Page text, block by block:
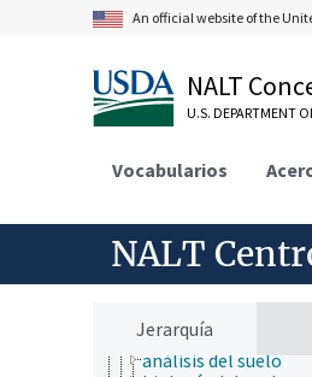
An official website of the
NALT
U.S. DEPARTMENT
Vocabularios
NALT
Jerarquía
biología celular
biología molecular
bioquímica
botánica
ciencia ambiental
ciencia de la nutrición
ciencia de la
ciencia de las malezas
ciencia del sistema
ciencia del suelo
análisis del suelo